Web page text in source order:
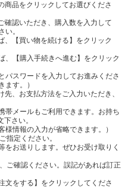
商品をクリックしてお選びくださ
確認いただき、購入数を入力して
い。
、【買い物を続ける】をクリック
購入手続きへ進む】をクリック
ワードを入力してお進みくださ
ます。）
、お支払方法をご入力いただき、
ールもご利用できます。お持ち
さい。
報の入力が省略できます。）
指定ください。
りします。ぜひお受け取りく
ご確認ください。誤記があれば訂正
する】をクリックしてくださ